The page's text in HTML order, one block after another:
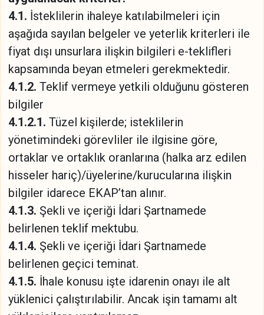
4.1. İsteklilerin ihaleye katılabilmeleri için
aşağıda sayılan belgeler ve yeterlik kriterleri ile
fiyat dışı unsurlara ilişkin bilgileri e-teklifleri
kapsamında beyan etmeleri gerekmektedir.
4.1.2. Teklif vermeye yetkili olduğunu gösteren
bilgiler
4.1.2.1. Tüzel kişilerde; isteklilerin
yönetimindeki görevliler ile ilgisine göre,
ortaklar ve ortaklık oranlarına (halka arz edilen
hisseler hariç)/üyelerine/kurucularına ilişkin
bilgiler idarece EKAP’tan alınır.
4.1.3. Şekli ve içeriği İdari Şartnamede
belirlenen teklif mektubu.
4.1.4. Şekli ve içeriği İdari Şartnamede
belirlenen geçici teminat.
4.1.5. İhale konusu işte idarenin onayı ile alt
yüklenici çalıştırılabilir. Ancak işin tamamı alt